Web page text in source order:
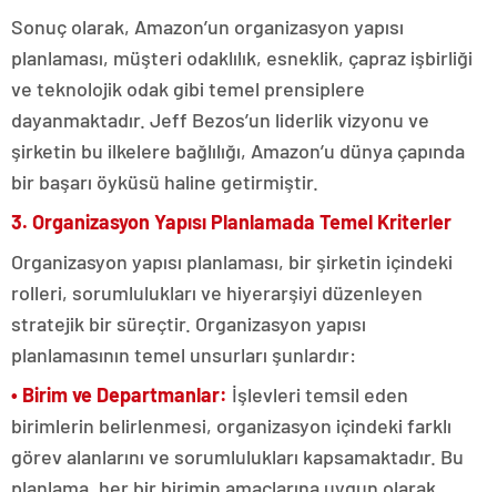
Sonuç olarak, Amazon’un organizasyon yapısı
planlaması, müşteri odaklılık, esneklik, çapraz işbirliği
ve teknolojik odak gibi temel prensiplere
dayanmaktadır. Jeff Bezos’un liderlik vizyonu ve
şirketin bu ilkelere bağlılığı, Amazon’u dünya çapında
bir başarı öyküsü haline getirmiştir.
3. Organizasyon Yapısı Planlamada Temel Kriterler
Organizasyon yapısı planlaması, bir şirketin içindeki
rolleri, sorumlulukları ve hiyerarşiyi düzenleyen
stratejik bir süreçtir. Organizasyon yapısı
planlamasının temel unsurları şunlardır:
• Birim ve Departmanlar: İşlevleri temsil eden
birimlerin belirlenmesi, organizasyon içindeki farklı
görev alanlarını ve sorumlulukları kapsamaktadır. Bu